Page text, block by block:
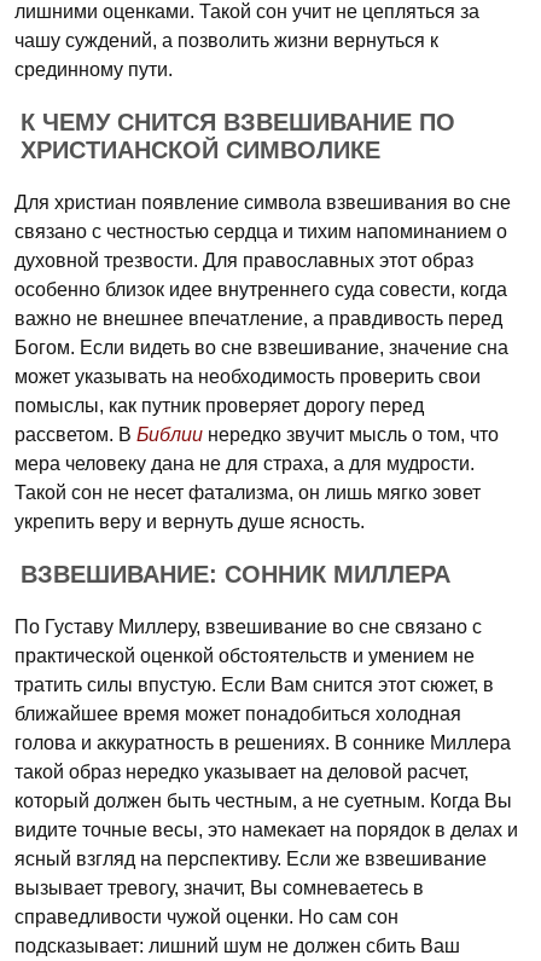
лишними оценками. Такой сон учит не цепляться за
чашу суждений, а позволить жизни вернуться к
срединному пути.
К ЧЕМУ СНИТСЯ ВЗВЕШИВАНИЕ ПО
ХРИСТИАНСКОЙ СИМВОЛИКЕ
Для христиан появление символа взвешивания во сне
связано с честностью сердца и тихим напоминанием о
духовной трезвости. Для православных этот образ
особенно близок идее внутреннего суда совести, когда
важно не внешнее впечатление, а правдивость перед
Богом. Если видеть во сне взвешивание, значение сна
может указывать на необходимость проверить свои
помыслы, как путник проверяет дорогу перед
рассветом. В Библии нередко звучит мысль о том, что
мера человеку дана не для страха, а для мудрости.
Такой сон не несет фатализма, он лишь мягко зовет
укрепить веру и вернуть душе ясность.
ВЗВЕШИВАНИЕ: СОННИК МИЛЛЕРА
По Густаву Миллеру, взвешивание во сне связано с
практической оценкой обстоятельств и умением не
тратить силы впустую. Если Вам снится этот сюжет, в
ближайшее время может понадобиться холодная
голова и аккуратность в решениях. В соннике Миллера
такой образ нередко указывает на деловой расчет,
который должен быть честным, а не суетным. Когда Вы
видите точные весы, это намекает на порядок в делах и
ясный взгляд на перспективу. Если же взвешивание
вызывает тревогу, значит, Вы сомневаетесь в
справедливости чужой оценки. Но сам сон
подсказывает: лишний шум не должен сбить Ваш